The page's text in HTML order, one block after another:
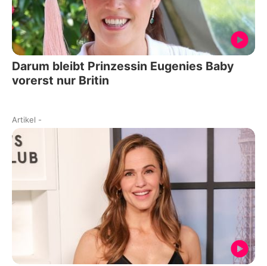
Darum bleibt Prinzessin Eugenies Baby
vorerst nur Britin
Artikel -